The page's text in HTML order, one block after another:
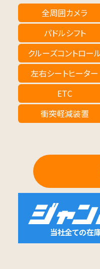
全周囲カメラ
パドルシフト
クルーズコントロー
左右シートヒーター
ETC
衝突軽減装置
当社全ての在